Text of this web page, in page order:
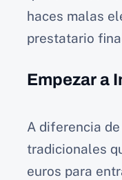
haces malas
prestatario
Empezar a
A diferencia
tradicionales
euros para